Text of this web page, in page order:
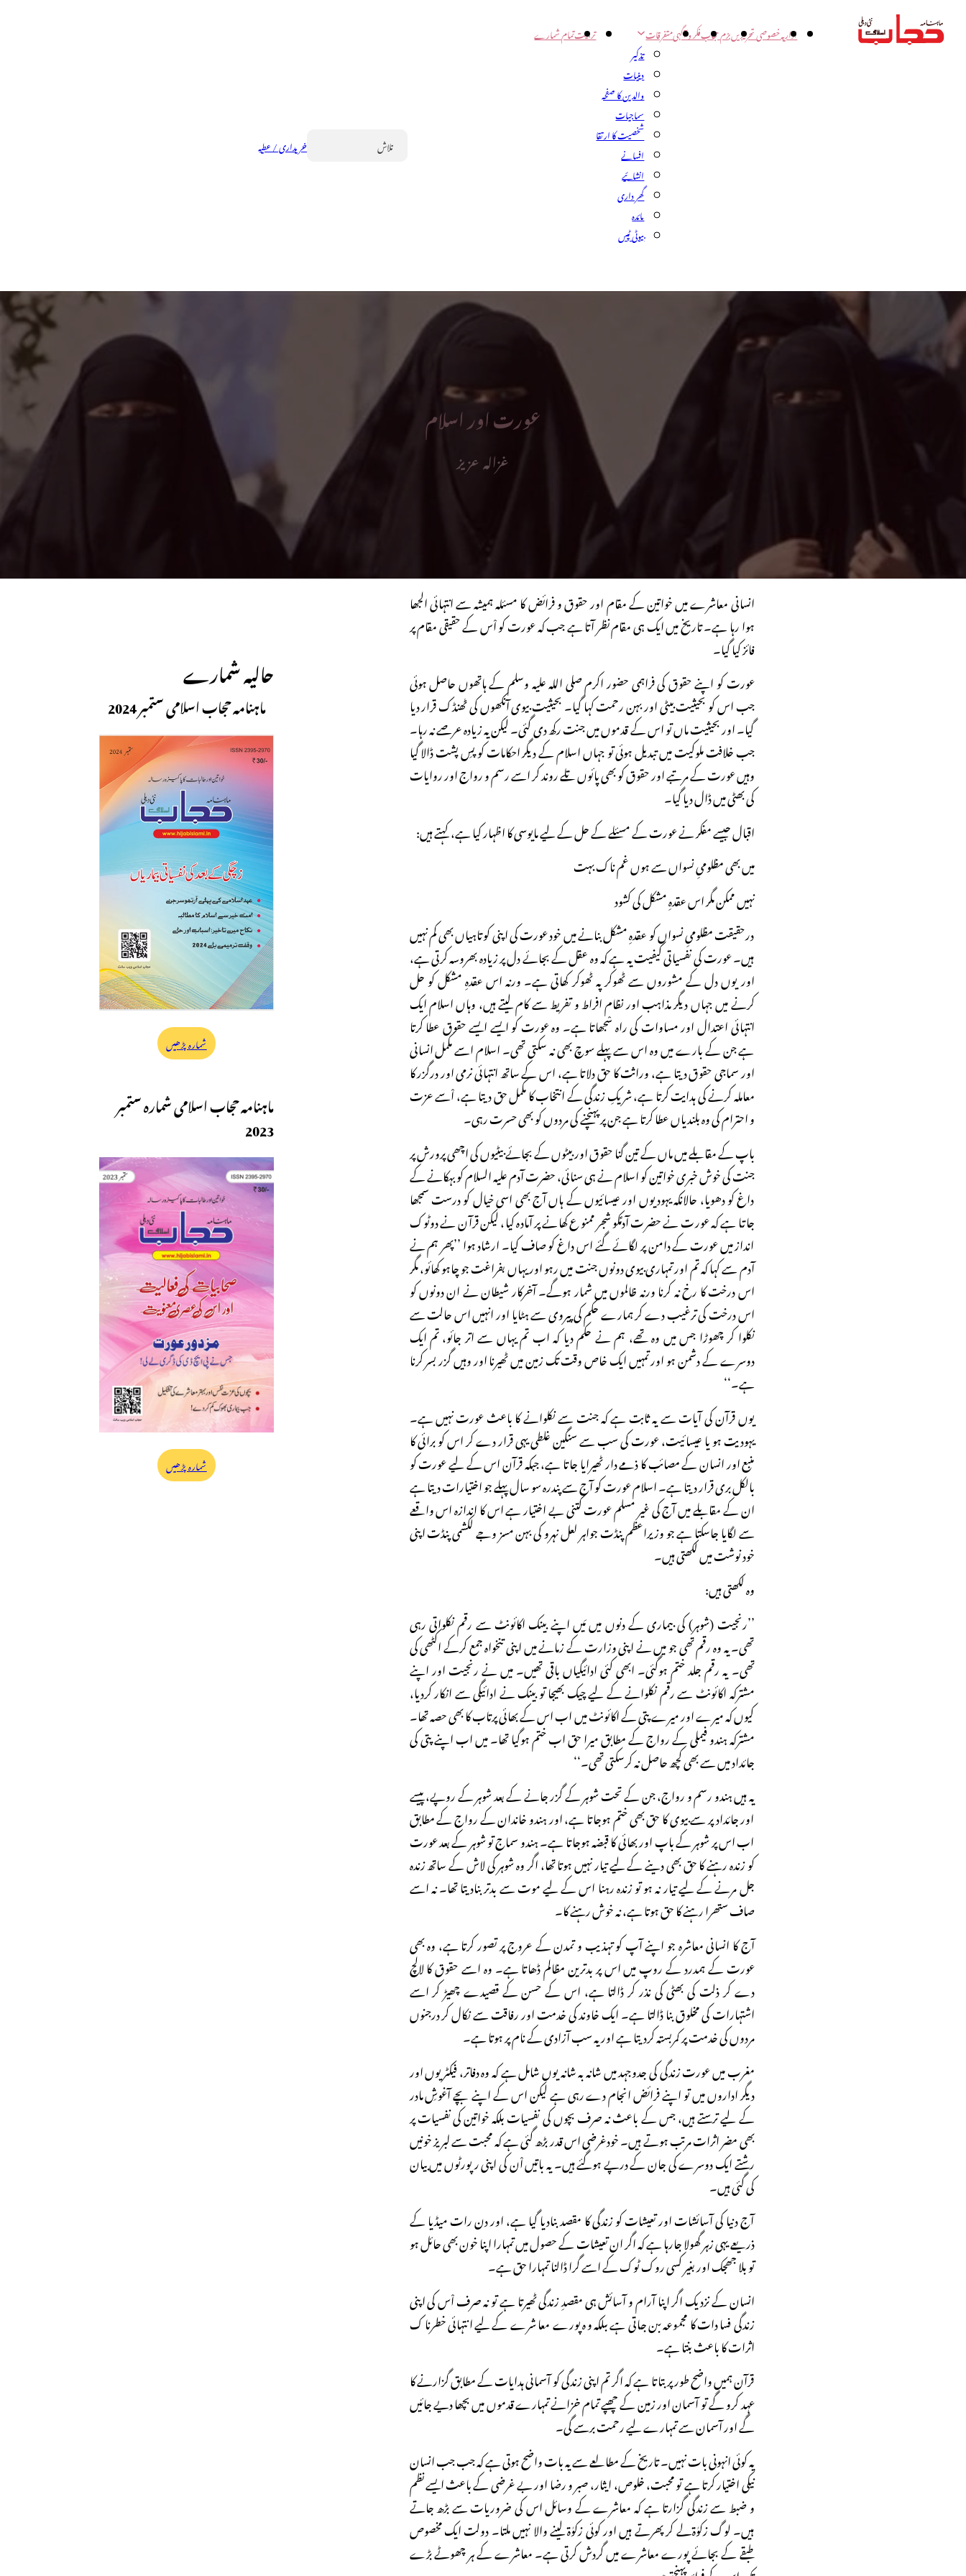
اداریہخصوصی تحریریںبزم حجابفکر و آگہیمتفرقات
تذکیر
دینیات
والدین کا صفحہ
سماجیات
شخصیت کا ارتقا
افسانے
انشائیے
گھر داری
مائدہ
بیوٹی ٹپس
تربیتتمام شمارے
Search خریداری / عطیہ
عورت اور اسلام
غزالہ عزیز
انسانی معاشرے میں خواتین کے مقام اور حقوق و فرائض کا مسئلہ ہمیشہ سے انتہائی الجھا
ہوا رہا ہے۔ تاریخ میں ایک ہی مقام نظر آتا ہے جب کہ عورت کو اْس کے حقیقی مقام پر
فائز کیا گیا۔
عورت کو اپنے حقوق کی فراہمی حضور اکرم صلی اللہ علیہ وسلم کے ہاتھوں حاصل ہوئی
جب اس کو بحیثیت بیٹی اور بہن رحمت کہا گیا۔ بحیثیت بیوی آنکھوں کی ٹھنڈک قرار دیا
گیا۔ اور بحیثیت ماں تو اس کے قدموں میں جنت رکھ دی گئی۔ لیکن یہ زیادہ عرصے نہ رہا۔
جب خلافت ملوکیت میں تبدیل ہوئی تو جہاں اسلام کے دیگر احکامات کو پسِ پشت ڈالا گیا
وہیں عورت کے مرتبے اور حقوق کو بھی پائوں تلے روند کر اسے رسم و رواج اور روایات
کی بھٹی میں ڈال دیا گیا۔
اقبال جیسے مفکر نے عورت کے مسئلے کے حل کے لیے مایوسی کا اظہار کیا ہے، کہتے ہیں:
میں بھی مظلومیِ نسواں سے ہوں غم ناک بہت
نہیں ممکن مگر اس عقدہِ مشکل کی کشود
درحقیقت مظلومیِ نسواں کو عقدہِ مشکل بنانے میں خود عورت کی اپنی کوتاہیاں بھی کم نہیں
ہیں۔ عورت کی نفسیاتی کیفیت یہ ہے کہ وہ عقل کے بجائے دل پر زیادہ بھروسہ کرتی ہے،
اور یوں دل کے مشوروں سے ٹھوکر پہ ٹھوکر کھاتی ہے۔ ورنہ اس عقدہِ مشکل کو حل
کرنے میں جہاں دیگر مذاہب اور نظام افراط و تفریط سے کام لیتے ہیں، وہاں اسلام ایک
انتہائی اعتدال اور مساوات کی راہ سْجھاتا ہے۔ وہ عورت کو ایسے ایسے حقوق عطا کرتا
ہے جن کے بارے میں وہ اس سے پہلے سوچ بھی نہ سکتی تھی۔ اسلام اسے مکمل انسانی
اور سماجی حقوق دیتا ہے، وراثت کا حق دلاتا ہے، اس کے ساتھ انتہائی نرمی اور درگزر کا
معاملہ کرنے کی ہدایت کرتا ہے، شریکِ زندگی کے انتخاب کا مکمل حق دیتا ہے، اْسے عزت
و احترام کی وہ بلندیاں عطا کرتا ہے جن پر پہنچنے کی مردوں کو بھی حسرت رہی۔
باپ کے مقابلے میں ماں کے تین گنا حقوق اور بیٹوں کے بجائے بیٹیوں کی اچھی پرورش پر
جنت کی خوش خبری خواتین کو اسلام نے ہی سنائی، حضرت آدم علیہ السلام کو بہکانے کے
داغ کو دھویا، حالانکہ یہودیوں اور عیسائیوں کے ہاں آج بھی اسی خیال کو درست سمجھا
جاتا ہے کہ عورت نے حضرت آدمؑکو شجر ممنوع کھانے پر آمادہ کیا، لیکن قرآن نے دوٹوک
انداز میں عورت کے دامن پر لگائے گئے اس داغ کو صاف کیا۔ ارشاد ہوا ’’پھر ہم نے
آدم سے کہا کہ تم اور تمہاری بیوی دونوں جنت میں رہو اور یہاں بفراغت جو چاہو کھائو، مگر
اس درخت کا رخ نہ کرنا ورنہ ظالموں میں شمار ہوگے۔ آخرکار شیطان نے ان دونوں کو
اس درخت کی ترغیب دے کر ہمارے حکم کی پیروی سے ہٹایا اور انہیں اس حالت سے
نکلوا کر چھوڑا جس میں وہ تھے، ہم نے حکم دیا کہ اب تم یہاں سے اتر جائو، تم ایک
دوسرے کے دشمن ہو اور تمہیں ایک خاص وقت تک زمین میں ٹھیرنا اور وہیں گزر بسر کرنا
ہے۔‘‘
یوں قرآن کی آیات سے یہ ثابت ہے کہ جنت سے نکلوانے کا باعث عورت نہیں ہے۔
یہودیت ہو یا عیسائیت، عورت کی سب سے سنگین غلطی یہی قرار دے کر اس کو برائی کا
منبع اور انسان کے مصائب کا ذمے دار ٹھیرایا جاتا ہے، جبکہ قرآن اس کے لیے عورت کو
بالکل بری قرار دیتا ہے۔ اسلام عورت کو آج سے پندرہ سو سال پہلے جو اختیارات دیتا ہے
ان کے مقابلے میں آج کی غیر مسلم عورت کتنی بے اختیار ہے اس کا اندازہ اس واقعے
سے لگایا جاسکتا ہے جو وزیراعظم پنڈت جواہر لعل نہرو کی بہن مسز وجے لکشمی پنڈت اپنی
خود نوشت میں لکھتی ہیں۔
وہ لکھتی ہیں:
’’رنجیت (شوہر) کی بیماری کے دنوں میں مَیں اپنے بینک اکائونٹ سے رقم نکلواتی رہی
تھی۔ یہ وہ رقم تھی جو میں نے اپنی وزارت کے زمانے میں اپنی تنخواہ جمع کرکے اکٹھی کی
تھی۔ یہ رقم جلد ختم ہوگئی۔ ابھی کئی ادائیگیاں باقی تھیں۔ میں نے رنجیت اور اپنے
مشترکہ اکائونٹ سے رقم نکلوانے کے لیے چیک بھیجا تو بینک نے ادائیگی سے انکار کردیا،
کیوں کہ میرے اور میرے پتی کے اکائونٹ میں اب اس کے بھائی پرتاب کا بھی حصہ تھا۔
مشترکہ ہندو فیملی کے رواج کے مطابق میرا حق اب ختم ہوگیا تھا۔ میں اب اپنے پتی کی
جائداد میں سے بھی کچھ حاصل نہ کرسکتی تھی۔‘‘
یہ ہیں ہندو رسم و رواج، جن کے تحت شوہر کے گزر جانے کے بعد شوہر کے روپے، پیسے
اور جائداد پر سے بیوی کا حق بھی ختم ہوجاتا ہے، اور ہندو خاندان کے رواج کے مطابق
اب اس پر شوہر کے باپ اور بھائی کا قبضہ ہوجاتا ہے۔ ہندو سماج تو شوہر کے بعد عورت
کو زندہ رہنے کا حق بھی دینے کے لیے تیار نہیں ہوتا تھا، اگر وہ شوہر کی لاش کے ساتھ زندہ
جل مرنے کے لیے تیار نہ ہو تو زندہ رہنا اس کے لیے موت سے بدتر بنادیتا تھا۔ نہ اسے
صاف ستھرا رہنے کا حق ہوتا ہے، نہ خوش رہنے کا۔
آج کا انسانی معاشرہ جو اپنے آپ کو تہذیب و تمدن کے عروج پر تصور کرتا ہے، وہ بھی
عورت کے ہمدرد کے روپ میں اس پر بدترین مظالم ڈھاتا ہے۔ وہ اسے حقوق کا لالچ
دے کر ذلت کی بھٹی کی نذر کر ڈالتا ہے، اس کے حسن کے قصیدے چھیڑ کر اسے
اشتہارات کی مخلوق بنا ڈالتا ہے۔ ایک خاوند کی خدمت اور رفاقت سے نکال کر درجنوں
مردوں کی خدمت پر کمربستہ کردیتا ہے اور یہ سب آزادی کے نام پر ہوتا ہے۔
مغرب میں عورت زندگی کی جدوجہد میں شانہ بہ شانہ یوں شامل ہے کہ وہ دفاتر، فیکٹریوں اور
دیگر اداروں میں تو اپنے فرائض انجام دے رہی ہے لیکن اس کے اپنے بچے آغوشِ مادر
کے لیے ترستے ہیں، جس کے باعث نہ صرف بچوں کی نفسیات بلکہ خواتین کی نفسیات پر
بھی مضر اثرات مرتب ہوتے ہیں۔ خودغرضی اس قدر بڑھ گئی ہے کہ محبت سے لبریز خونیں
رشتے ایک دوسرے کی جان کے درپے ہوگئے ہیں۔ یہ باتیں اْن کی اپنی رپورٹوں میں بیان
کی گئی ہیں۔
آج دنیا کی آسائشات اور تعیشات کو زندگی کا مقصد بنادیا گیا ہے، اور دن رات میڈیا کے
ذریعے یہی زہر گھولا جارہا ہے کہ اگر ان تعیشات کے حصول میں تمہارا اپنا خون بھی حائل ہو
تو بلا جھجک اور بغیر کسی روک ٹوک کے اسے گرا ڈالنا تمہارا حق ہے۔
انسان کے نزدیک اگر اپنا آرام و آسائش ہی مقصدِ زندگی ٹھیرتا ہے تو نہ صرف اْس کی اپنی
زندگی فسادات کا مجموعہ بن جاتی ہے بلکہ وہ پورے معاشرے کے لیے انتہائی خطرناک
اثرات کا باعث بنتا ہے۔
قرآن ہمیں واضح طور پر بتاتا ہے کہ اگر تم اپنی زندگی کو آسمانی ہدایات کے مطابق گزارنے کا
عہد کرو گے تو آسمان اور زمین کے چھپے تمام خزانے تمہارے قدموں میں بچھا دیے جائیں
گے اور آسمان سے تمہارے لیے رحمت برسے گی۔
یہ کوئی انہونی بات نہیں۔ تاریخ کے مطالعے سے یہ بات واضح ہوتی ہے کہ جب جب انسان
نیکی اختیار کرتا ہے تو محبت، خلوص، ایثار، صبر و رضا اور بے غرضی کے باعث ایسے نظم
و ضبط سے زندگی گزارتا ہے کہ معاشرے کے وسائل اس کی ضروریات سے بڑھ جاتے
ہیں۔ لوگ زکوٰۃلے کر پھرتے ہیں اور کوئی زکوٰۃ لینے والا نہیں ملتا۔ دولت ایک مخصوص
طبقے کے بجائے پورے معاشرے میں گردش کرتی ہے۔ معاشرے کے ہر چھوٹے بڑے
حالیہ شمارے
ماہنامہ حجاب اسلامی ستمبر 2024
شمارہ پڑھیں
ماہنامہ حجاب اسلامی شمارہ ستمبر
2023
شمارہ پڑھیں